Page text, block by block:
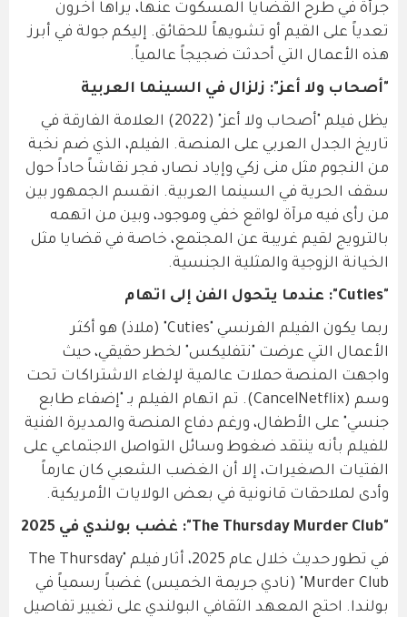
جرأة في طرح القضايا المسكوت عنها، يراها آخرون
تعدياً على القيم أو تشويهاً للحقائق. إليكم جولة في أبرز
هذه الأعمال التي أحدثت ضجيجاً عالمياً.
"أصحاب ولا أعز": زلزال في السينما العربية
يظل فيلم "أصحاب ولا أعز" (2022) العلامة الفارقة في
تاريخ الجدل العربي على المنصة. الفيلم، الذي ضم نخبة
من النجوم مثل منى زكي وإياد نصار، فجر نقاشاً حاداً حول
سقف الحرية في السينما العربية. انقسم الجمهور بين
من رأى فيه مرآة لواقع خفي وموجود، وبين من اتهمه
بالترويج لقيم غريبة عن المجتمع، خاصة في قضايا مثل
الخيانة الزوجية والمثلية الجنسية.
"Cuties": عندما يتحول الفن إلى اتهام
ربما يكون الفيلم الفرنسي "Cuties" (ملاذ) هو أكثر
الأعمال التي عرضت "نتفليكس" لخطر حقيقي، حيث
واجهت المنصة حملات عالمية لإلغاء الاشتراكات تحت
وسم (CancelNetflix). تم اتهام الفيلم بـ "إضفاء طابع
جنسي" على الأطفال، ورغم دفاع المنصة والمديرة الفنية
للفيلم بأنه ينتقد ضغوط وسائل التواصل الاجتماعي على
الفتيات الصغيرات، إلا أن الغضب الشعبي كان عارماً
وأدى لملاحقات قانونية في بعض الولايات الأمريكية.
"The Thursday Murder Club": غضب بولندي في 2025
في تطور حديث خلال عام 2025، أثار فيلم "The Thursday
Murder Club" (نادي جريمة الخميس) غضباً رسمياً في
بولندا. احتج المعهد الثقافي البولندي على تغيير تفاصيل